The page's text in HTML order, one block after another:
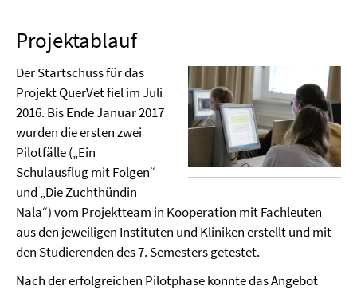
Projektablauf
Der Startschuss für das
Projekt QuerVet fiel im Juli
2016. Bis Ende Januar 2017
wurden die ersten zwei
Pilotfälle („Ein
Schulausflug mit Folgen“
und „Die Zuchthündin
Nala“) vom Projektteam in Kooperation mit Fachleuten
aus den jeweiligen Instituten und Kliniken erstellt und mit
den Studierenden des 7. Semesters getestet.
Nach der erfolgreichen Pilotphase konnte das Angebot